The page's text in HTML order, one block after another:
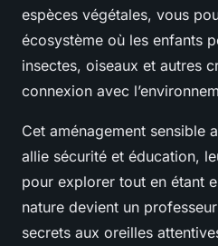
espèces végétales, vous
écosystème où les enfants
insectes, oiseaux et autres
connexion avec
Cet aménagement sensible
allie sécurité et éducation,
pour explorer tout en étant
nature devient un
secrets aux oreilles